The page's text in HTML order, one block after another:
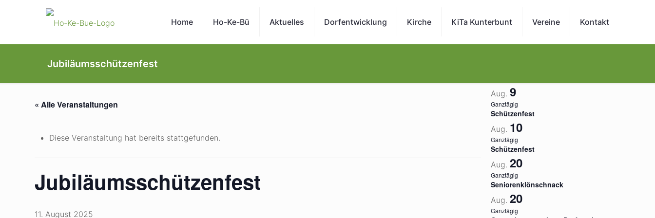
Home Ho-Ke-Bü Aktuelles Dorfentwicklung Kirche KiTa Kunterbunt Vereine Kontakt
Jubiläumsschützenfest
« Alle Veranstaltungen
Diese Veranstaltung hat bereits stattgefunden.
Jubiläumsschützenfest
11. August 2025
Aug. 9
Ganztägig
Schützenfest
Aug. 10
Ganztägig
Schützenfest
Aug. 20
Ganztägig
Seniorenklönschnack
Aug. 20
Ganztägig